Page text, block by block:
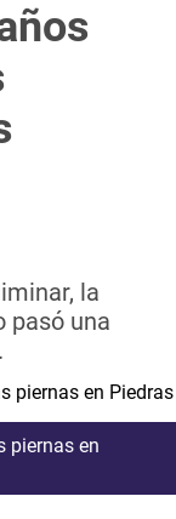
la
pasó una
piernas en